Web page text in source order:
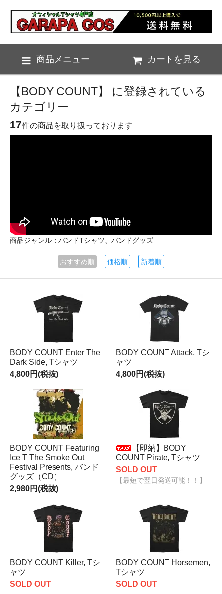
商品メニュー カートを見る
【BODY COUNT】 に登録されている
カテゴリー
17件の商品を取り扱っております
商品ジャンル：バンドTシャツ、バンドグッズ
おすすめ順 価格順 新着順
BODY COUNT Enter The
Dark Side, Tシャツ
4,800円(税抜)
BODY COUNT Attack, Tシ
ャツ
4,800円(税抜)
BODY COUNT Featuring
Ice T The Smoke Out
Festival Presents, バンド
グッズ（CD）
2,980円(税抜)
【即納】BODY
COUNT Pirate, Tシャツ
SOLD OUT
【最短で翌日発送可能！！】
BODY COUNT Killer, Tシ
ャツ
SOLD OUT
BODY COUNT Horsemen,
Tシャツ
SOLD OUT